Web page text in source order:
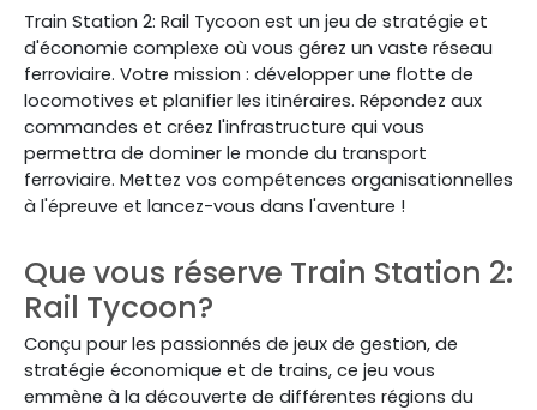
Train Station 2: Rail Tycoon est un jeu de stratégie et
d'économie complexe où vous gérez un vaste réseau
ferroviaire. Votre mission : développer une flotte de
locomotives et planifier les itinéraires. Répondez aux
commandes et créez l'infrastructure qui vous
permettra de dominer le monde du transport
ferroviaire. Mettez vos compétences organisationnelles
à l'épreuve et lancez-vous dans l'aventure !
Que vous réserve Train Station 2:
Rail Tycoon?
Conçu pour les passionnés de jeux de gestion, de
stratégie économique et de trains, ce jeu vous
emmène à la découverte de différentes régions du